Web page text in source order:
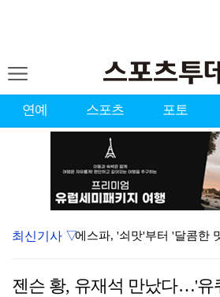
연예 스포츠 포토
최신기사 ▽
젠슨 황, 유재석 만났다…'유